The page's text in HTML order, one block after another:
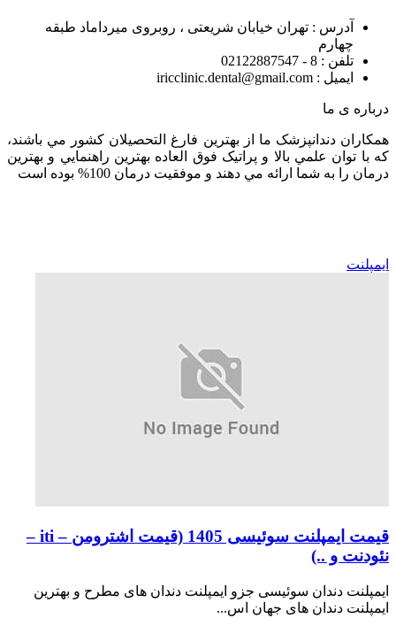
آدرس : تهران خیابان شریعتی ، روبروی میرداماد طبقه
چهارم
تلفن : 8 - 02122887547
ایمیل : iricclinic.dental@gmail.com
درباره ی ما
همکاران دندانپزشک ما از بهترين فارغ التحصيلان کشور مي باشند،
که با توان علمي بالا و پراتيک فوق العاده بهترين راهنمايي و بهترين
درمان را به شما ارائه مي دهند و موفقيت درمان 100% بوده است
ایمپلنت
قیمت ایمپلنت سوئیسی 1405 (قیمت اشترومن – iti –
نئودنت و ..)
ایمپلنت دندان سوئیسی جزو ایمپلنت دندان های مطرح و بهترین
ایمپلنت دندان های جهان اس...